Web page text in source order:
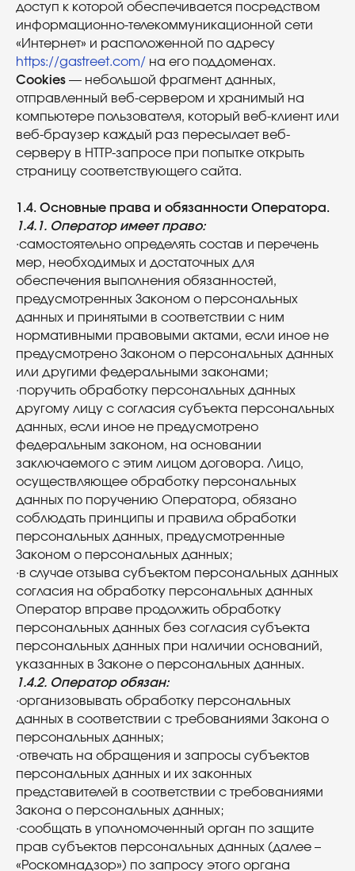
доступ к которой обеспечивается посредством
информационно-телекоммуникационной сети
«Интернет» и расположенной по адресу
https://gastreet.com/ на его поддоменах.
Cookies — небольшой фрагмент данных,
отправленный веб-сервером и хранимый на
компьютере пользователя, который веб-клиент или
веб-браузер каждый раз пересылает веб-
серверу в HTTP-запросе при попытке открыть
страницу соответствующего сайта.
1.4. Основные права и обязанности Оператора.
1.4.1. Оператор имеет право:
·самостоятельно определять состав и перечень
мер, необходимых и достаточных для
обеспечения выполнения обязанностей,
предусмотренных Законом о персональных
данных и принятыми в соответствии с ним
нормативными правовыми актами, если иное не
предусмотрено Законом о персональных данных
или другими федеральными законами;
·поручить обработку персональных данных
другому лицу с согласия субъекта персональных
данных, если иное не предусмотрено
федеральным законом, на основании
заключаемого с этим лицом договора. Лицо,
осуществляющее обработку персональных
данных по поручению Оператора, обязано
соблюдать принципы и правила обработки
персональных данных, предусмотренные
Законом о персональных данных;
·в случае отзыва субъектом персональных данных
согласия на обработку персональных данных
Оператор вправе продолжить обработку
персональных данных без согласия субъекта
персональных данных при наличии оснований,
указанных в Законе о персональных данных.
1.4.2. Оператор обязан:
·организовывать обработку персональных
данных в соответствии с требованиями Закона о
персональных данных;
·отвечать на обращения и запросы субъектов
персональных данных и их законных
представителей в соответствии с требованиями
Закона о персональных данных;
·сообщать в уполномоченный орган по защите
прав субъектов персональных данных (далее –
«Роскомнадзор») по запросу этого органа